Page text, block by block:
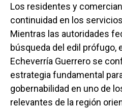
Los residentes y
continuidad en los
Mientras las autoridades
búsqueda del edil prófugo,
Echeverría Guerrero se
estrategia fundamental
gobernabilidad en uno de
relevantes de la región